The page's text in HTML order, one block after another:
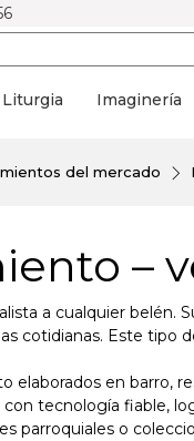
Liturgia Imaginería
del mercado
–
a cualquier belén.
cotidianas. Este tipo
en barro,
tecnología fiable,
parroquiales o